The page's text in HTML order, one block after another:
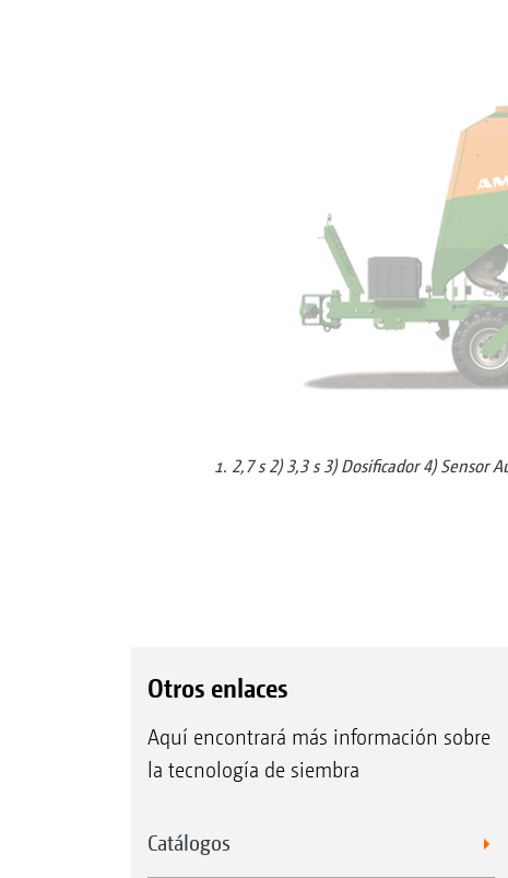
2,7 s 2) 3,3 s 3) Dosificador 4) Sensor
Otros enlaces
Aquí encontrará más información sobre
la tecnología de siembra
Catálogos